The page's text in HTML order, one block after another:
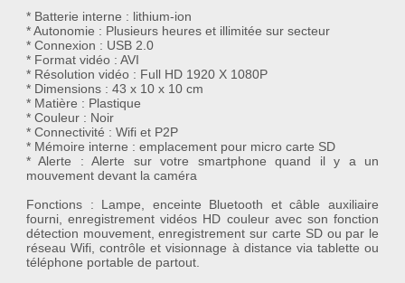
* Batterie interne : lithium-ion
* Autonomie : Plusieurs heures et illimitée sur secteur
* Connexion : USB 2.0
* Format vidéo : AVI
* Résolution vidéo : Full HD 1920 X 1080P
* Dimensions : 43 x 10 x 10 cm
* Matière : Plastique
* Couleur : Noir
* Connectivité : Wifi et P2P
* Mémoire interne : emplacement pour micro carte SD
* Alerte : Alerte sur votre smartphone quand il y a un
mouvement devant la caméra
Fonctions : Lampe, enceinte Bluetooth et câble auxiliaire
fourni, enregistrement vidéos HD couleur avec son fonction
détection mouvement, enregistrement sur carte SD ou par le
réseau Wifi, contrôle et visionnage à distance via tablette ou
téléphone portable de partout.